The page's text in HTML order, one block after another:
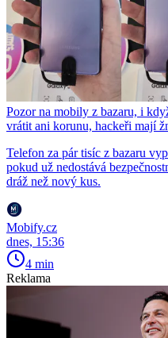
Pozor na mobily z bazaru, i
vrátit ani korunu, hackeři mají
Telefon za pár tisíc z bazaru
pokud už nedostává
dráž než nový kus.
Mobify.cz
dnes, 15:36
4 min
Reklama